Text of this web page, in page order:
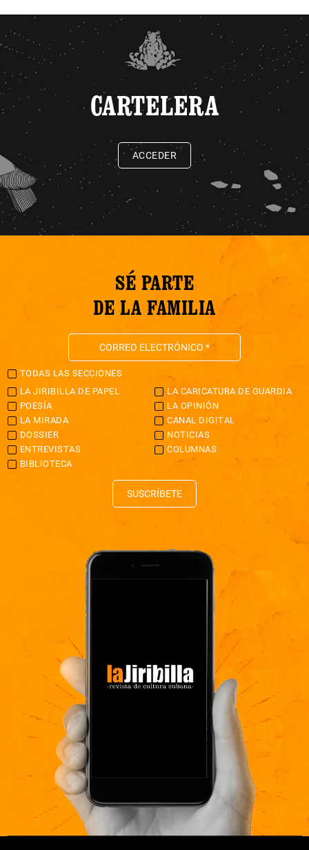
CARTELERA
ACCEDER
SÉ PARTE
DE LA FAMILIA
TODAS LAS SECCIONES
LA JIRIBILLA DE PAPEL
LA CARICATURA DE GUARDIA
POESÍA
LA OPINIÓN
LA MIRADA
CANAL DIGITAL
DOSSIER
NOTICIAS
ENTREVISTAS
COLUMNAS
BIBLIOTECA
SUSCRÍBETE